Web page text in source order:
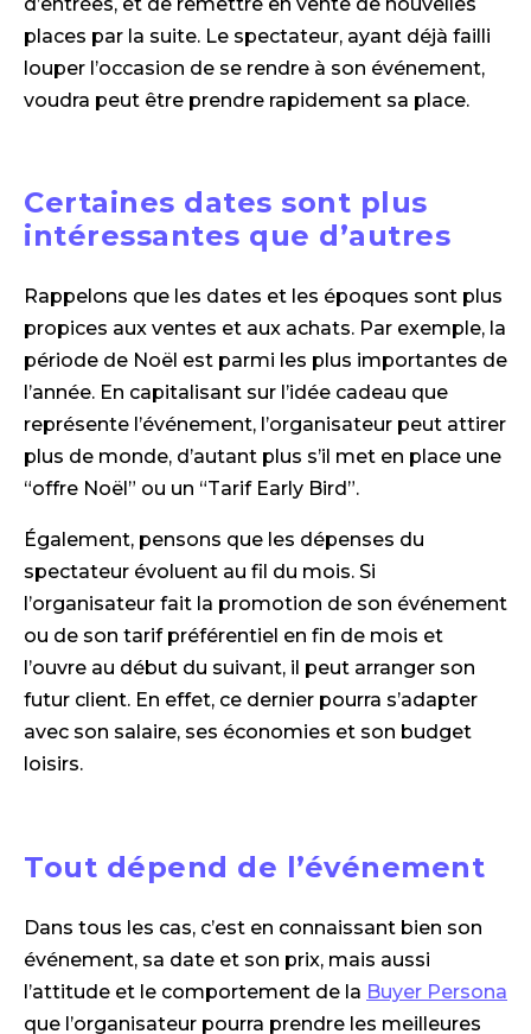
places par la suite. Le spectateur, ayant déjà failli
louper l’occasion de se rendre à son événement,
voudra peut être prendre rapidement sa place.
Certaines dates sont plus
intéressantes que d’autres
Rappelons que les dates et les époques sont plus
propices aux ventes et aux achats. Par exemple, la
période de Noël est parmi les plus importantes de
l’année. En capitalisant sur l’idée cadeau que
représente l’événement, l’organisateur peut attirer
plus de monde, d’autant plus s’il met en place une
“offre Noël” ou un “Tarif Early Bird”.
Également, pensons que les dépenses du
spectateur évoluent au fil du mois. Si
l’organisateur fait la promotion de son événement
ou de son tarif préférentiel en fin de mois et
l’ouvre au début du suivant, il peut arranger son
futur client. En effet, ce dernier pourra s’adapter
avec son salaire, ses économies et son budget
loisirs.
Tout dépend de l’événement
Dans tous les cas, c’est en connaissant bien son
événement, sa date et son prix, mais aussi
l’attitude et le comportement de la Buyer Persona
que l’organisateur pourra prendre les meilleures